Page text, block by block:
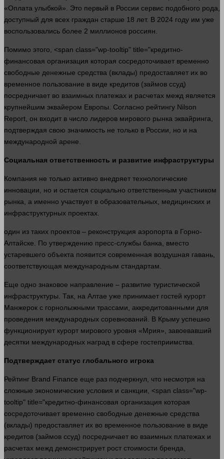
«Оплата улыбкой». Это первый в России сервис подобного рода,
доступный для всех граждан старше 18 лет. В 2024 году им уже
воспользовались более 2 миллионов россиян.
Помимо этого, <span class="wp-tooltip" title="кредитно-
финансовая организация которая сосредоточивает временно
свободные денежные средства (вклады) предоставляет их во
временное пользование в виде кредитов (займов ссуд)
посредничает во взаимных платежах и расчетах межд является
крупнейшим эквайером Европы. Согласно рейтингу Nilson
Report, он входит в число лидеров мирового рынка эквайринга,
подтверждая свою значимость не только в России, но и на
международной арене.
Социальная ответственность и развитие инфраструктуры
Компания не только активно внедряет технологические
инновации, но и остается социально ответственным участником
рынка, а именно участвует в образовательных, медицинских и
инфраструктурных проектах.
один из таких проектов – реконструкция аэропорта в Горно-
Алтайске. По утверждению пресс-службы банка, вместо
устаревшего объекта появится современная воздушная гавань,
соответствующая международным стандартам.
Еще одно знаковое направление – развитие туристической
инфраструктуры. Так, на Алтае уже принимает гостей курорт
Манжерок с горнолыжными трассами, аккредитованными для
проведения международных соревнований. В Крыму успешно
функционирует курорт мирового уровня «Мрия», завоевавший
десятки международных наград в сфере гостеприимства.
Подтверждает статус глобального игрока
Рейтинг Brand Finance еще раз подчеркнул, что несмотря на
сложные экономические условия и санкции, <span class="wp-
tooltip" title="кредитно-финансовая организация которая
сосредоточивает временно свободные денежные средства
(вклады) предоставляет их во временное пользование в виде
кредитов (займов ссуд) посредничает во взаимных платежах и
расчетах межд демонстрирует рост стоимости бренда,